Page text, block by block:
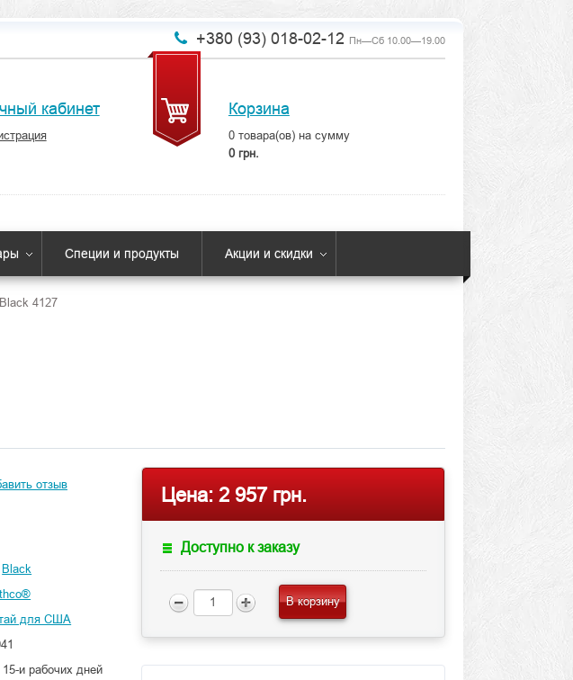
+380 (93) 018-02-12 Пн—Сб 10.00—19.00
кабинет Корзина
0товара(ов) на сумму
0 грн.
Специи и продукты Акции и скидки
4127
отзыв
Black
для США
и рабочих дней
Цена: 2 957 грн.
Доступно к заказу
В корзину